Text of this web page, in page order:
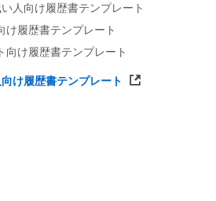
人向け履歴書テンプレート
け履歴書テンプレート
向け履歴書テンプレート
け履歴書テンプレート